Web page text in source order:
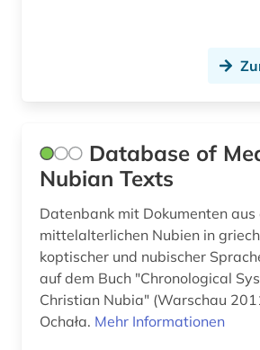
binnenvertriebener (1)
biografie (1)
biographie (1)
bodenkunde (1)
buch (1)
buchhandel (1)
Palaestina (5)
Polen (3)
Portugal (2)
Rumänien (2)
Russland, Sowjetunion (2)
Database of
Nubian Texts
Datenbank mit Dokumenten aus
mittelalterlichen Nubien in
koptischer und nubischer
auf dem Buch "Chronological
Christian Nubia" (Warschau
Ochała. Mehr Informationen